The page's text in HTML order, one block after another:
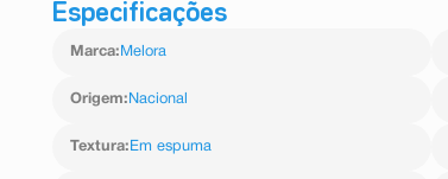
Especificações
Marca: Melora
Origem: Nacional
Textura: Em espuma